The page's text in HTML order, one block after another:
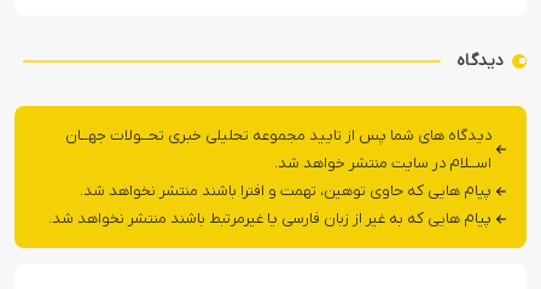
دیدگاه
دیدگاه های شما پس از تایید مجموعه تحلیلی خبری تحــولات جهــان
اســلام در سایت منتشر خواهد شد.
پیام هایی که حاوی توهین، تهمت و افترا باشند منتشر نخواهد شد.
پیام هایی که به غیر از زبان فارسی یا غیرمرتبط باشند منتشر نخواهد شد.